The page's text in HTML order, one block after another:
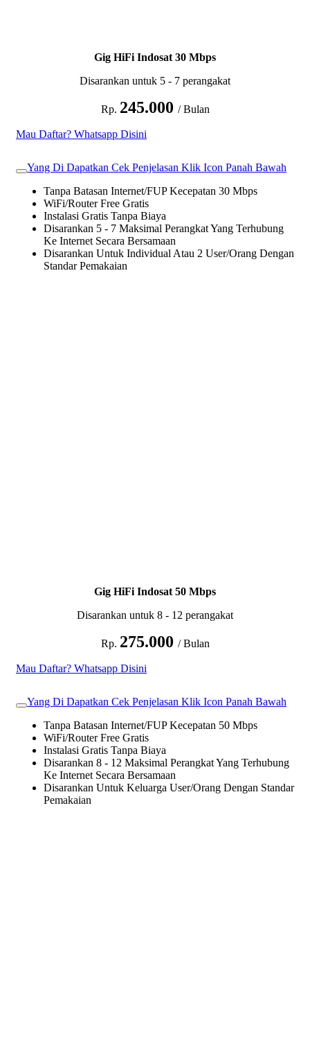
Gig HiFi Indosat 30 Mbps
Disarankan untuk 5 - 7 perangakat
Rp. 245.000 / Bulan
Mau Daftar? Whatsapp Disini
Yang Di Dapatkan Cek Penjelasan Klik Icon Panah Bawah
Tanpa Batasan Internet/FUP Kecepatan 30 Mbps
WiFi/Router Free Gratis
Instalasi Gratis Tanpa Biaya
Disarankan 5 - 7 Maksimal Perangkat Yang Terhubung
Ke Internet Secara Bersamaan
Disarankan Untuk Individual Atau 2 User/Orang Dengan
Standar Pemakaian
Gig HiFi Indosat 50 Mbps
Disarankan untuk 8 - 12 perangakat
Rp. 275.000 / Bulan
Mau Daftar? Whatsapp Disini
Yang Di Dapatkan Cek Penjelasan Klik Icon Panah Bawah
Tanpa Batasan Internet/FUP Kecepatan 50 Mbps
WiFi/Router Free Gratis
Instalasi Gratis Tanpa Biaya
Disarankan 8 - 12 Maksimal Perangkat Yang Terhubung
Ke Internet Secara Bersamaan
Disarankan Untuk Keluarga User/Orang Dengan Standar
Pemakaian